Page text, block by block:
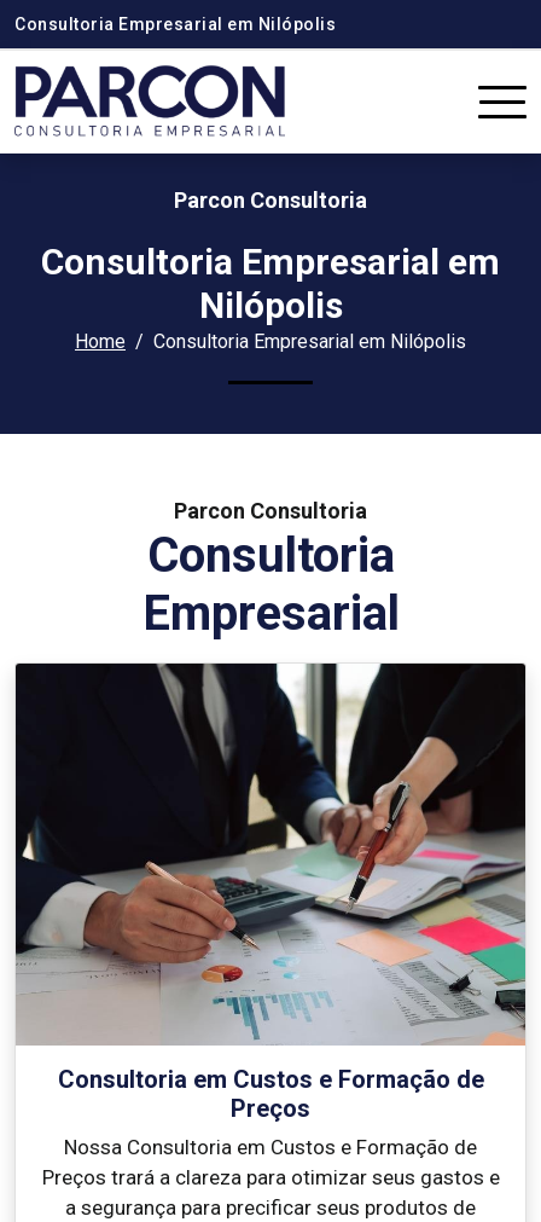
Consultoria Empresarial em Nilópolis
Parcon Consultoria
Consultoria Empresarial em
Nilópolis
Home Consultoria Empresarial em Nilópolis
Parcon Consultoria
Consultoria
Empresarial
Consultoria em Custos e Formação de
Preços
Nossa Consultoria em Custos e Formação de
Preços trará a clareza para otimizar seus gastos e
a segurança para precificar seus produtos de